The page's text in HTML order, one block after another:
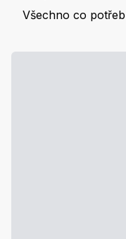
Všechno co